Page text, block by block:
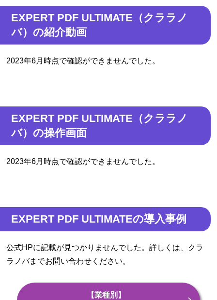
EXPERT PDF ULTIMATE（クララノ
バ）の紹介動画
2023年6月時点で確認ができませんでした。
EXPERT PDF ULTIMATE（クララノ
バ）の操作画面
2023年6月時点で確認ができませんでした。
EXPERT PDF ULTIMATEの導入事例
公式HPに記載が見つかりませんでした。詳しくは、クラ
ラノバまでお問い合わせください。
【業種別】